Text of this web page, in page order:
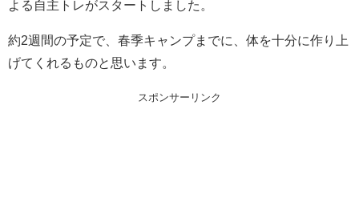
よる自主トレがスタートしました。
約2週間の予定で、春季キャンプまでに、体を十分に作り上
げてくれるものと思います。
スポンサーリンク